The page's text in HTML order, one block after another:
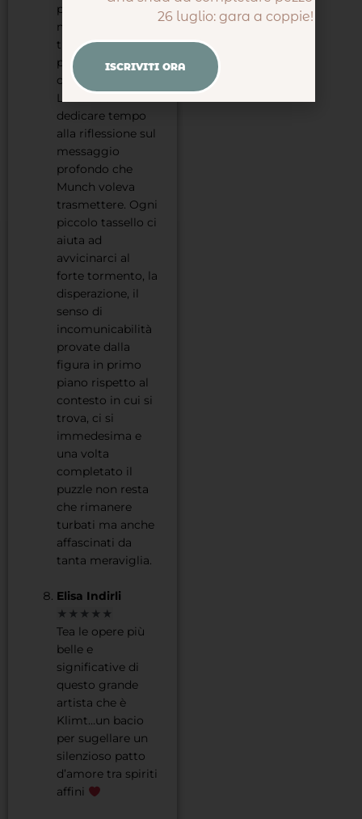
perché l’impegno
necessario per
trasformare 1000
pezzi sparsi
casualmente ne
L’urlo vuol dire
dedicare tempo
alla riflessione sul
messaggio
profondo che
Munch voleva
trasmettere. Ogni
piccolo tassello ci
aiuta ad
avvicinarci al
forte tormento, la
disperazione, il
senso di
incomunicabilità
provate dalla
figura in primo
piano rispetto al
contesto in cui si
trova, ci si
immedesima e
una volta
completato il
puzzle non resta
che rimanere
turbati ma anche
affascinati da
tanta meraviglia.
Elisa Indirli
★★★★★
Tea le opere più
belle e
significative di
questo grande
artista che è
Klimt…un bacio
per sugellare un
silenzioso patto
d’amore tra spiriti
affini
26 luglio: gara a coppie! 🔍🧩
ISCRIVITI ORA